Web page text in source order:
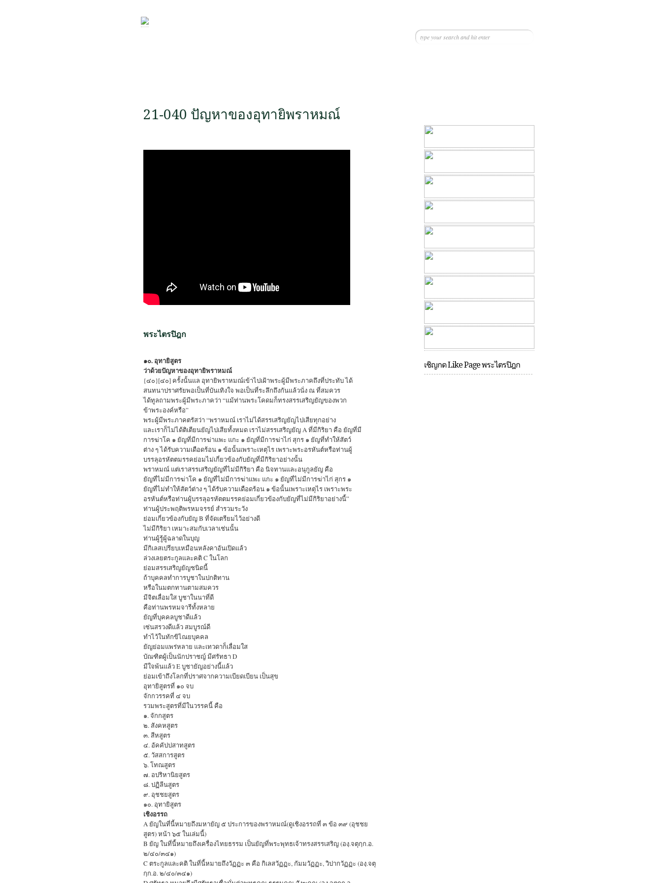
21-040 ปัญหาของอุทายิพราหมณ์
พระไตรปิฎก
๑๐. อุทายิสูตร
ว่าด้วยปัญหาของอุทายิพราหมณ์
{๔๐}[๔๐] ครั้งนั้นแล อุทายิพราหมณ์เข้าไปเฝ้าพระผู้มีพระภาคถึงที่ประทับ ได้
สนทนาปราศรัยพอเป็นที่บันเทิงใจ พอเป็นที่ระลึกถึงกันแล้วนั่ง ณ ที่สมควร
ได้ทูลถามพระผู้มีพระภาคว่า “แม้ท่านพระโคดมก็ทรงสรรเสริญยัญของพวก
ข้าพระองค์หรือ”
พระผู้มีพระภาคตรัสว่า “พราหมณ์ เราไม่ได้สรรเสริญยัญไปเสียทุกอย่าง
และเราก็ไม่ได้ติเตียนยัญไปเสียทั้งหมด เราไม่สรรเสริญยัญ A ที่มีกิริยา คือ ยัญที่มี
การฆ่าโค ๑ ยัญที่มีการฆ่าแพะ แกะ ๑ ยัญที่มีการฆ่าไก่ สุกร ๑ ยัญที่ทำให้สัตว์
ต่าง ๆ ได้รับความเดือดร้อน ๑ ข้อนั้นเพราะเหตุไร เพราะพระอรหันต์หรือท่านผู้
บรรลุอรหัตตมรรคย่อมไม่เกี่ยวข้องกับยัญที่มีกิริยาอย่างนั้น
พราหมณ์ แต่เราสรรเสริญยัญที่ไม่มีกิริยา คือ นิจทานและอนุกูลยัญ คือ
ยัญที่ไม่มีการฆ่าโค ๑ ยัญที่ไม่มีการฆ่าแพะ แกะ ๑ ยัญที่ไม่มีการฆ่าไก่ สุกร ๑
ยัญที่ไม่ทำให้สัตว์ต่าง ๆ ได้รับความเดือดร้อน ๑ ข้อนั้นเพราะเหตุไร เพราะพระ
อรหันต์หรือท่านผู้บรรลุอรหัตตมรรคย่อมเกี่ยวข้องกับยัญที่ไม่มีกิริยาอย่างนี้”
ท่านผู้ประพฤติพรหมจรรย์ สำรวมระวัง
ย่อมเกี่ยวข้องกับยัญ B ที่จัดเตรียมไว้อย่างดี
ไม่มีกิริยา เหมาะสมกับเวลาเช่นนั้น
ท่านผู้รู้ผู้ฉลาดในบุญ
มีกิเลสเปรียบเหมือนหลังคาอันเปิดแล้ว
ล่วงเลยตระกูลและคติ C ในโลก
ย่อมสรรเสริญยัญชนิดนี้
ถ้าบุคคลทำการบูชาในปกติทาน
หรือในมตกทานตามสมควร
มีจิตเลื่อมใส บูชาในนาที่ดี
คือท่านพรหมจารีทั้งหลาย
ยัญที่บุคคลบูชาดีแล้ว
เซ่นสรวงดีแล้ว สมบูรณ์ดี
ทำไว้ในทักขิไณยบุคคล
ยัญย่อมแพร่หลาย และเทวดาก็เลื่อมใส
บัณฑิตผู้เป็นนักปราชญ์ มีศรัทธา D
มีใจพ้นแล้ว E บูชายัญอย่างนี้แล้ว
ย่อมเข้าถึงโลกที่ปราศจากความเบียดเบียน เป็นสุข
อุทายิสูตรที่ ๑๐ จบ
จักกวรรคที่ ๔ จบ
รวมพระสูตรที่มีในวรรคนี้ คือ
๑. จักกสูตร
๒. สังคหสูตร
๓. สีหสูตร
๔. อัคคัปปสาทสูตร
๕. วัสสการสูตร
๖. โทณสูตร
๗. อปริหานิยสูตร
๘. ปฏิลีนสูตร
๙. อุชชยสูตร
๑๐. อุทายิสูตร
เชิงอรรถ
A ยัญในที่นี้หมายถึงมหายัญ ๕ ประการของพราหมณ์(ดูเชิงอรรถที่ ๓ ข้อ ๓๙ (อุชชย
สูตร) หน้า ๖๕ ในเล่มนี้)
B ยัญ ในที่นี้หมายถึงเครื่องไทยธรรม เป็นยัญที่พระพุทธเจ้าทรงสรรเสริญ (องฺ.จตุกฺก.อ.
๒/๔๐/๓๔๑)
C ตระกูลและคติ ในที่นี้หมายถึงวัฏฏะ ๓ คือ กิเลสวัฏฏะ, กัมมวัฏฏะ, วิปากวัฏฏะ (องฺ.จตุ
กฺก.อ. ๒/๔๐/๓๔๑)
เชิญกด Like Page พระไตรปิฎก